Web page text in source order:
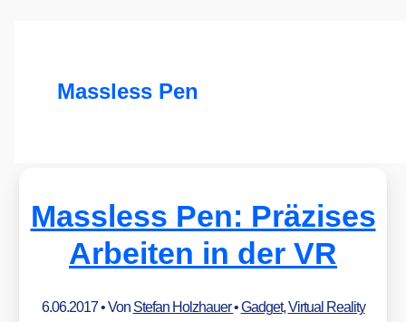
Massless Pen
Massless Pen: Präzises
Arbeiten in der VR
6.06.2017• Von Stefan Holzhauer•Gadget,Virtual Reality